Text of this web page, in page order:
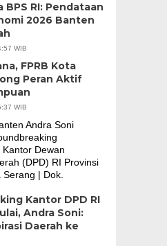
BPS RI: Pendataan
2026 Banten
WIB
FPRB Kota
Peran Aktif
WIB
Kantor DPD RI
Andra Soni:
Daerah ke